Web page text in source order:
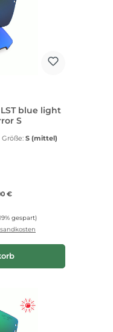
blue light
S
Größe: S (mittel)
€
gespart)